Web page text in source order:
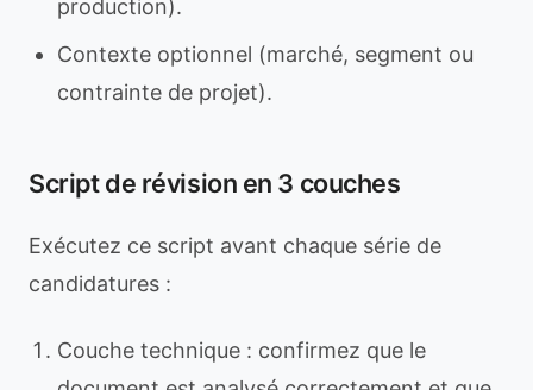
production).
Contexte optionnel (marché, segment ou
contrainte de projet).
Script de révision en 3 couches
Exécutez ce script avant chaque série de
candidatures :
Couche technique : confirmez que le